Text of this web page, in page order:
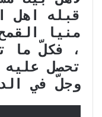
قبله اهل
منيا
، فكلّ ما
تحصل
وجلّ في